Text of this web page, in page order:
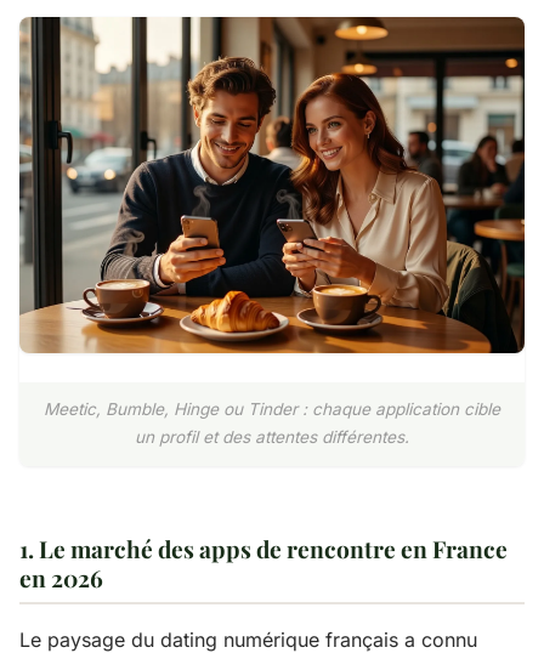
Meetic, Bumble, Hinge ou Tinder : chaque application cible
un profil et des attentes différentes.
1. Le marché des apps de rencontre en France
en 2026
Le paysage du dating numérique français a connu